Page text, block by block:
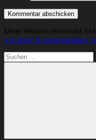
Diese Website verwendet
wie deine Kommentardaten
Suchen
nach: